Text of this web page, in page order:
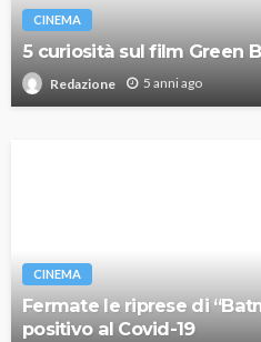
CINEMA
5 curiosità sul film Green
Redazione 5 anni ago
CINEMA
Fermate le riprese di
positivo al Covid-19